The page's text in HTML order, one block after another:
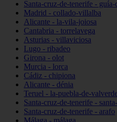
Santa-cruz-de-tenerife - guía-
Madrid - collado-villalba
Alicante - la-vila-joiosa
Cantabria - torrelavega
Asturias - villaviciosa
Lugo - ribadeo
Girona - olot
Murcia - lorca
Cádiz - chipiona
Alicante - dénia
Teruel - la-puebla-de-
Santa-cruz-de-tenerife -
Santa-cruz-de-tenerife - arafo
Málaga - málaga